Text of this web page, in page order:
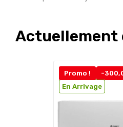
Actuellement
Promo !
-
En Arrivage